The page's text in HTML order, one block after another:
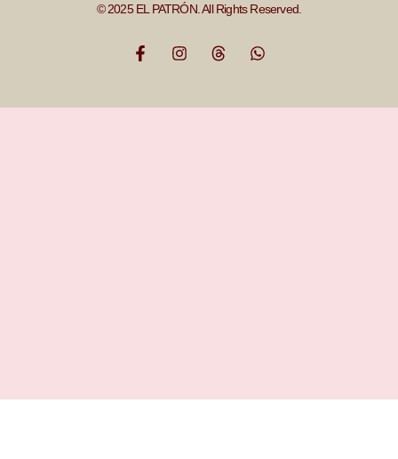
© 2025 EL PATRÓN. All Rights Reserved.